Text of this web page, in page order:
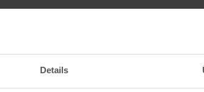
Details